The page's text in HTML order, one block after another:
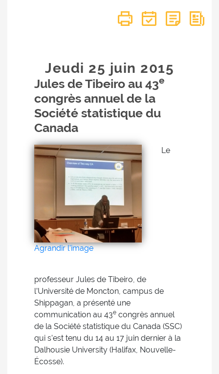
Jeudi 25 juin 2015
Jules de Tibeiro au 43e
congrès annuel de la
Société statistique du
Canada
Agrandir l'image
Le
professeur Jules de Tibeiro, de
l’Université de Moncton, campus de
Shippagan, a présenté une
communication au 43e congrès annuel
de la Société statistique du Canada (SSC)
qui s’est tenu du 14 au 17 juin dernier à la
Dalhousie University (Halifax, Nouvelle-
Écosse).